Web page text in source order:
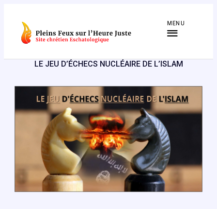
contenu
MENU
LE JEU D’ÉCHECS NUCLÉAIRE DE L’ISLAM